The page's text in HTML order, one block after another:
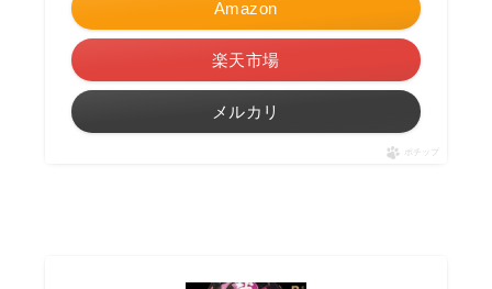
Amazon
楽天市場
メルカリ
ポチップ